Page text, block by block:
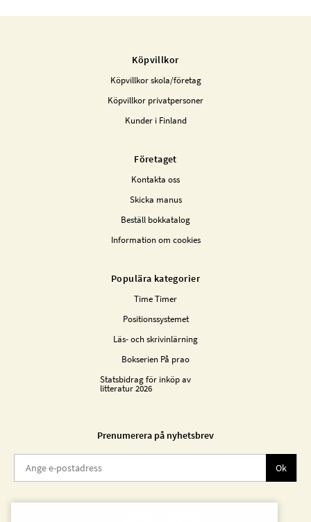
Köpvillkor
Köpvillkor skola/företag
Köpvillkor privatpersoner
Kunder i Finland
Företaget
Kontakta oss
Skicka manus
Beställ bokkatalog
Information om cookies
Populära kategorier
Time Timer
Positionssystemet
Läs- och skrivinlärning
Bokserien På prao
Statsbidrag för inköp av
litteratur 2026
Prenumerera på nyhetsbrev
Ok